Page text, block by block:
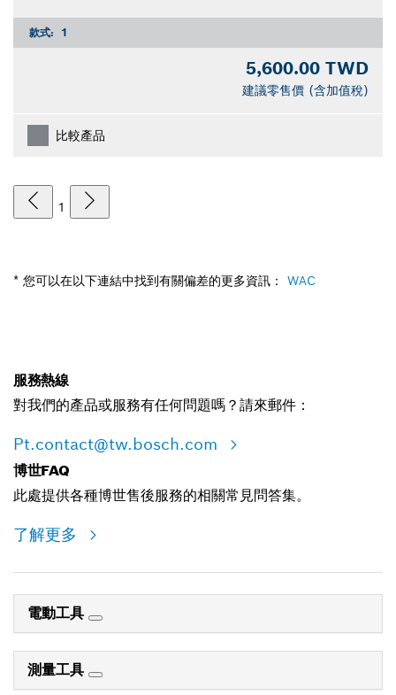
款式: 1
5,600.00 TWD
建議零售價 (含加值稅)
比較產品
1
* 您可以在以下連結中找到有關偏差的更多資訊： WAC
服務熱線
對我們的產品或服務有任何問題嗎？請來郵件：
Pt.contact@tw.bosch.com
博世FAQ
此處提供各種博世售後服務的相關常見問答集。
了解更多
電動工具
測量工具